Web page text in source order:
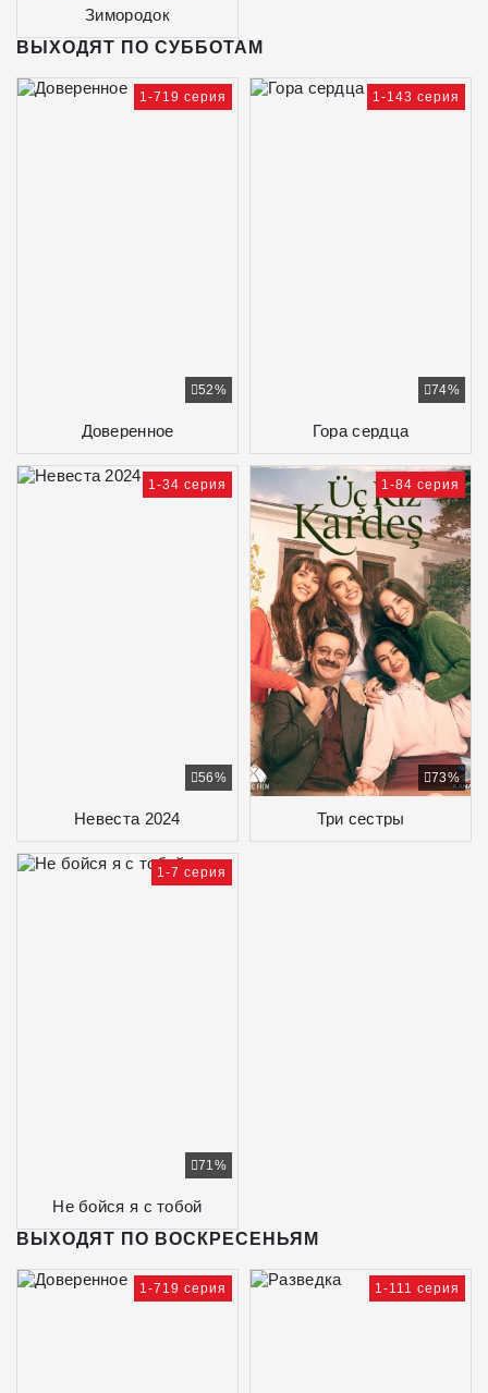
Зимородок
ВЫХОДЯТ ПО СУББОТАМ
Доверенное
52%
1-719 серия
Гора сердца
74%
1-143 серия
Невеста 2024
56%
1-34 серия
Три сестры
73%
1-84 серия
Не бойся я с тобой
71%
1-7 серия
ВЫХОДЯТ ПО ВОСКРЕСЕНЬЯМ
1-719 серия 1-111 серия